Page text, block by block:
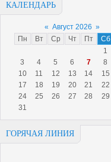
КАЛЕНДАРЬ
« Август 2026 »
Пн
Вт Ср Чт Пт Сб
1
3
4 5 6 7 8
10
11 12 13 14 15
17
18 19 20 21 22
24
25 26 27 28 29
31
ГОРЯЧАЯ ЛИНИЯ